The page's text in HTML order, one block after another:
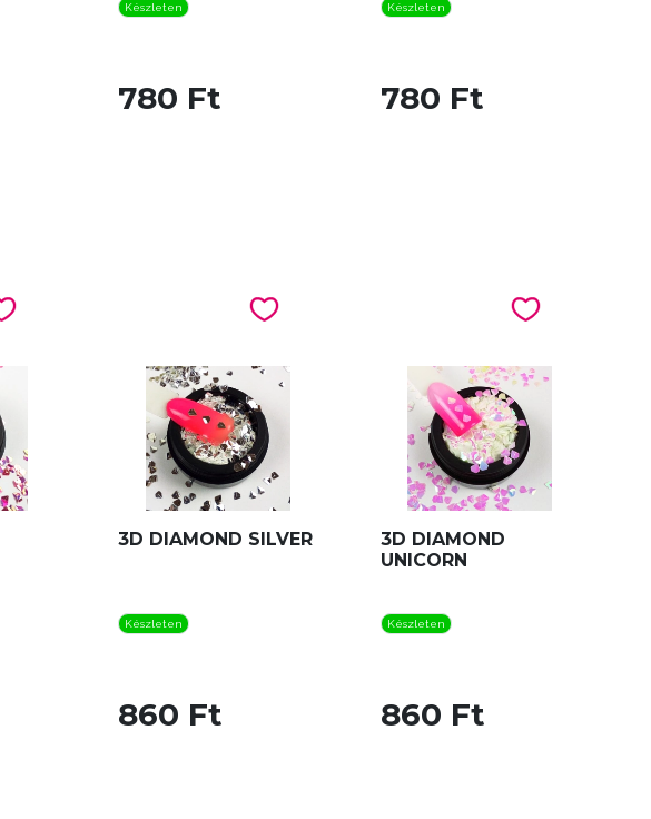
Készleten
780 Ft
Készleten
780 Ft
3D DIAMOND SILVER
Készleten
860 Ft
3D DIAMOND
UNICORN
Készleten
860 Ft